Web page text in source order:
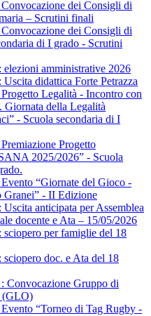
dei Consigli di
– Scrutini finali
dei Consigli di
di I grado - Scrutini
elezioni amministrative 2026
didattica Forte Petrazza
Legalità - Incontro con
Giornata della Legalità
- Scuola secondaria di I
Progetto
2025/2026” - Scuola
“Giornate del Gioco -
Granei” - II Edizione
anticipata per Assemblea
docente e Ata – 15/05/2026
sciopero per famiglie del 18
doc. e Ata del 18
Convocazione Gruppo di
(GLO)
“Torneo di Tag Rugby -